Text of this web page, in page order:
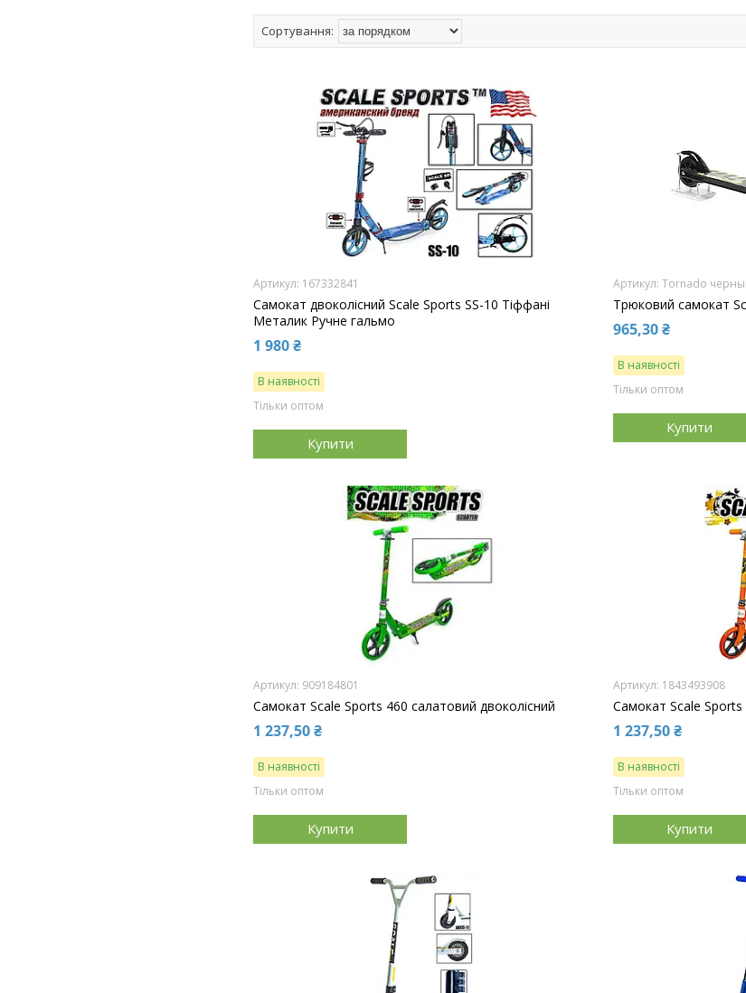
167332841
Самокат двоколісний Scale Sports SS-10 Тіффані
Металик Ручне гальмо
1 980 ₴
В наявності
Тільки оптом
Купити
Tornado
Трюковий самокат
965,30 ₴
В наявності
Тільки оптом
Купити
909184801
Самокат Scale Sports 460 салатовий двоколісний
1 237,50 ₴
В наявності
Тільки оптом
Купити
1843493908
Самокат Scale
1 237,50 ₴
В наявності
Тільки оптом
Купити